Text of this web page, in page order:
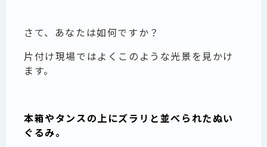
さて、あなたは如何ですか？
片付け現場ではよくこのような光景を見かけ
ます。
本箱やタンスの上にズラリと並べられたぬい
ぐるみ。